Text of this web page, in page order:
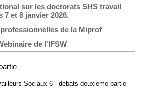
sur les doctorats SHS travail
7 et 8 janvier 2026.
de la Miprof
de l'IFSW
Sociaux 6 - debats deuxieme partie